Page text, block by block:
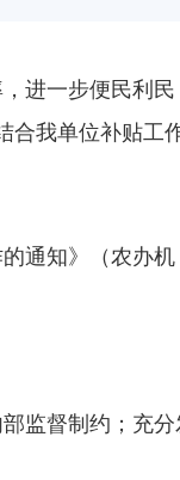
进一步便民利
我单位补贴工
通知》（农办
监督制约；充